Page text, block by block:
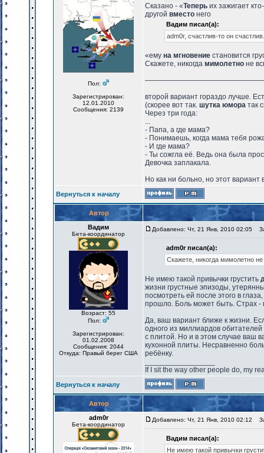
Пол:
Зарегистрирован:
12.01.2010
Сообщения: 2139
Сказано - «Теперь их зажигает
другой вместо него
Вадим писал(а):
adm0r, счастлив-то он
«ему на мгновение становится
Скажете, никогда мимолетно не
второй вариант гораздо лучше.
(скорее вот так. шутка юмора так
Через три года:
...
- Папа, а где мама?
- Понимаешь, когда мама тебя
- И где мама?
- Ты сожгла её. Ведь она была
Девочка заплакала.
Но как ни больно, но этот вариант
Вернуться к началу
Автор
Вадим
Бета-координатор
Возраст: 55
Пол:
Зарегистрирован:
01.02.2008
Сообщения: 2044
Откуда: Правый берег США
Добавлено: Чт, 21 Янв, 2010 02:05
adm0r писал(а):
Скажете, никогда мимолетно
Не имею такой привычки грустить
жизни грустные эпизоды,
посмотреть ей после этого в
прошло. Боль может быть. Страх -
Да, ваш вариант ближе к жизни.
одного из миллиардов обитателей
с плитой. Но и в этом случае ваш
кухонной плиты. Несравненно
ребёнку.
If I sit the way other people do, my
Вернуться к началу
Автор
adm0r
Бета-координатор
Добавлено: Чт, 21 Янв, 2010 02:12
Вадим писал(а):
Не имею такой привычки